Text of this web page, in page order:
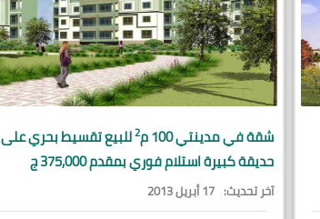
شقة فيمدينتي100 م 2للبيع تقسيط بحري على
حديقة كبيرة استلام فوري بمقدم 375,000 ج
آخر تحديث: 17 أبريل 2013